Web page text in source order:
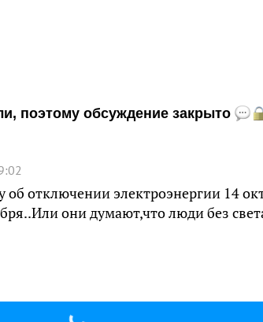
поэтому обсуждение закрыто
об отключении электроэнергии 14
они думают,что люди без